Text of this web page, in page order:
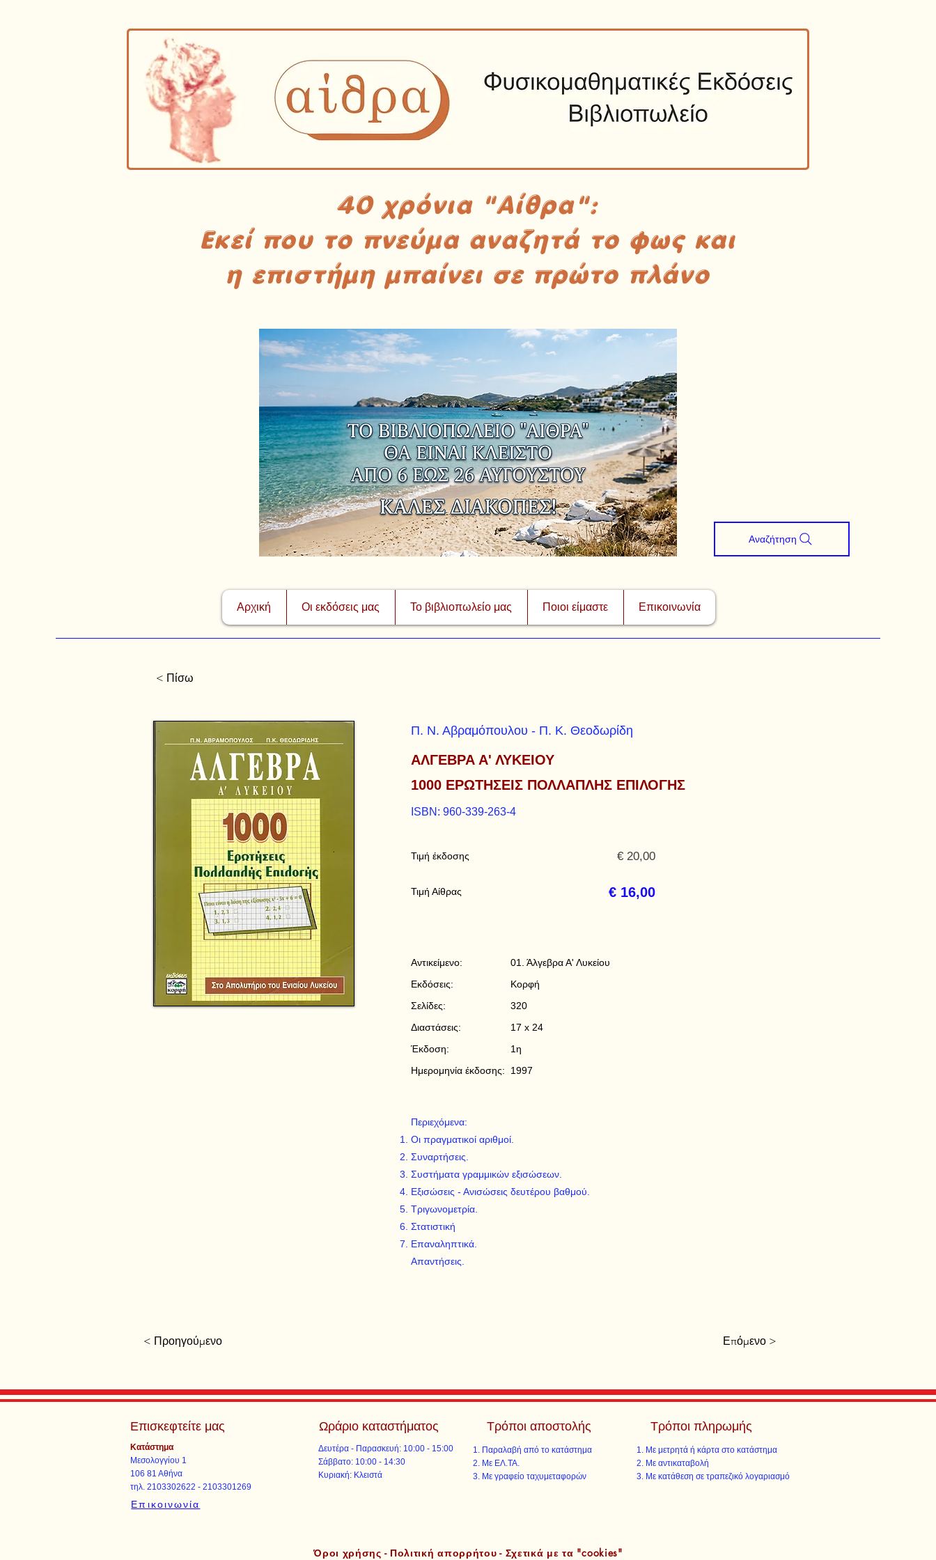
40 χρόνια "Αίθρα":
Εκεί που το πνεύμα αναζητά το φως και
η επιστήμη μπαίνει σε πρώτο πλάνο
Αρχική Οι εκδόσεις μας Το βιβλιοπωλείο μας Ποιοι είμαστε Επικοινωνία
Αναζήτηση
< Πίσω
Π. Ν. Αβραμόπουλου - Π. Κ. Θεοδωρίδη
ΑΛΓΕΒΡΑ Α' ΛΥΚΕΙΟΥ
1000 ΕΡΩΤΗΣΕΙΣ ΠΟΛΛΑΠΛΗΣ ΕΠΙΛΟΓΗΣ
ISBN: 960-339-263-4
Τιμή έκδοσης
Τιμή Αίθρας
€ 20,00
€ 16,00
Αντικείμενο:
01. Άλγεβρα Α' Λυκείου
Εκδόσεις:
Κορφή
Σελίδες:
320
Διαστάσεις:
17 x 24
Έκδοση:
1η
Ημερομηνία έκδοσης:
1997
Περιεχόμενα:
Οι πραγματικοί αριθμοί.
Συναρτήσεις.
Συστήματα γραμμικών εξισώσεων.
Εξισώσεις - Ανισώσεις δευτέρου βαθμού.
Τριγωνομετρία.
Στατιστική
Επαναληπτικά.
Απαντήσεις.
< Προηγούμενο Επόμενο >
Επισκεφτείτε μας
Κατάστημα
Μεσολογγίου 1
106 81 Αθήνα
τηλ. 2103302622 - 2103301269
Επικοινωνία
Ωράριο καταστήματος
Δευτέρα - Παρασκευή: 10:00 - 15:00
​​Σάββατο: 10:00 - 14:30
​Κυριακή: Κλειστά
Τρόποι αποστολής
Παραλαβή από το κατάστημα
Με ΕΛ.ΤΑ.​​
Με γραφείο ταχυμεταφορών​
Τρόποι πληρωμής
Με μετρητά ή κάρτα στο κατάστημα
Με αντικαταβολή
Με κατάθεση σε τραπεζικό λογαριασμό
Όροι χρήσης - Πολιτική απορρήτου - Σχετικά με τα "cookies"